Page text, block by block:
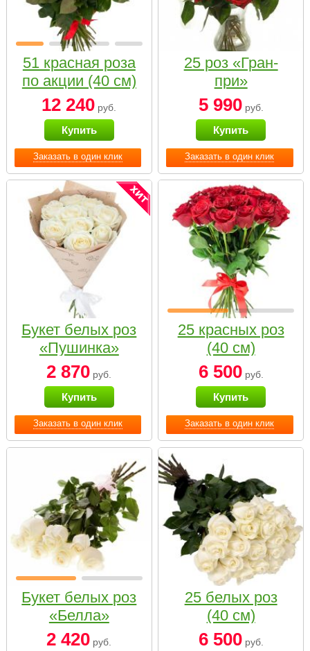
Заказать в один клик
51 красная роза
по акции (40 см)
12 240 руб.
Купить
Заказать в один клик
25 роз «Гран-
при»
5 990руб.
Купить
Заказать в один клик
Букет белых роз
«Пушинка»
2 870 руб.
Купить
Заказать в один клик
25 красных роз
(40 см)
6 500руб.
Купить
Букет белых роз
«Белла»
2 420 руб.
25 белых роз
(40 см)
6 500руб.